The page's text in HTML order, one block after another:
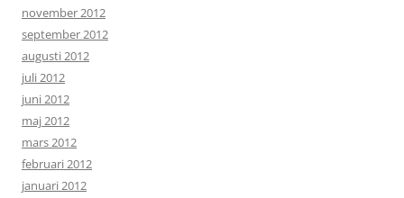
november 2012
september 2012
augusti 2012
juli 2012
juni 2012
maj 2012
mars 2012
februari 2012
januari 2012